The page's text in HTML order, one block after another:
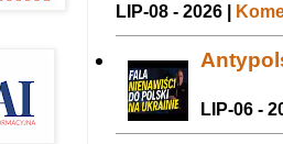
LIP-08 - 2026 |
LIP-06 -